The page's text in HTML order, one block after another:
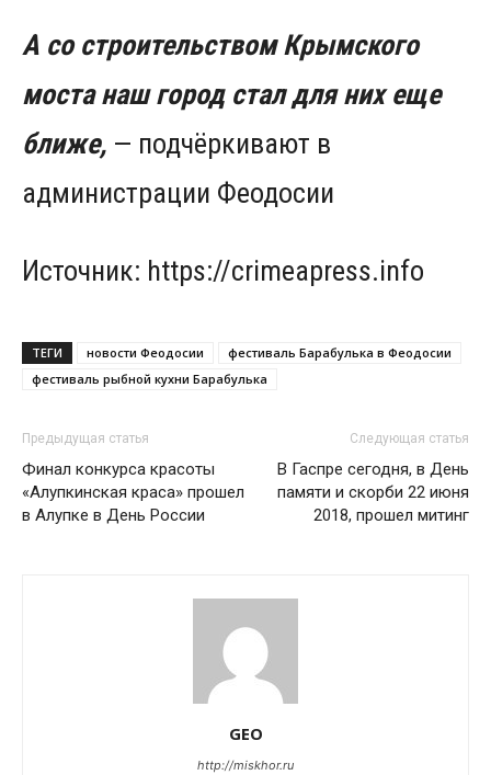
А со строительством Крымского
моста наш город стал для них еще
ближе, — подчёркивают в
администрации Феодосии
Источник: https://crimeapress.info
ТЕГИ новости Феодосии
фестиваль Барабулька в Феодосии
фестиваль рыбной кухни Барабулька
Предыдущая статья
Финал конкурса красоты
«Алупкинская краса» прошел
в Алупке в День России
Следующая статья
В Гаспре сегодня, в День
памяти и скорби 22 июня
2018, прошел митинг
GEO
http://miskhor.ru